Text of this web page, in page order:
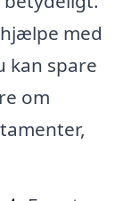
med
kan spare
om